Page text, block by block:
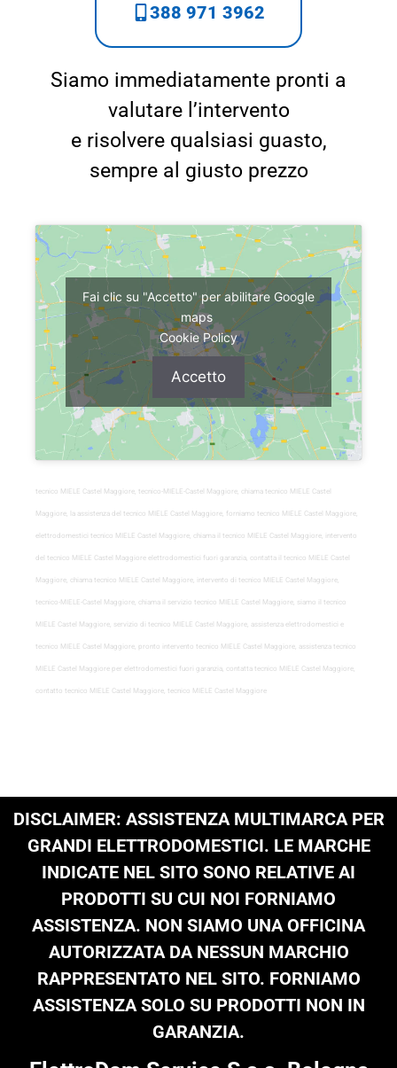
388 971 3962
Siamo immediatamente pronti a
valutare l’intervento
e risolvere qualsiasi guasto,
sempre al giusto prezzo
Fai clic su "Accetto" per abilitare Google
maps
Cookie Policy
Accetto
tecnico MIELE Castel Maggiore, tecnico-MIELE-Castel Maggiore, chiama tecnico MIELE Castel
Maggiore, la assistenza del tecnico MIELE Castel Maggiore, forniamo tecnico MIELE Castel Maggiore,
elettrodomestici tecnico MIELE Castel Maggiore, chiama il tecnico MIELE Castel Maggiore, intervento
del tecnico MIELE Castel Maggiore elettrodomestici fuori garanzia, contatta il tecnico MIELE Castel
Maggiore, chiama tecnico MIELE Castel Maggiore, intervento di tecnico MIELE Castel Maggiore,
tecnico-MIELE-Castel Maggiore, chiama il servizio tecnico MIELE Castel Maggiore, siamo il tecnico
MIELE Castel Maggiore, servizio di tecnico MIELE Castel Maggiore, assistenza elettrodomestici e
tecnico MIELE Castel Maggiore, pronto intervento tecnico MIELE Castel Maggiore, assistenza tecnico
MIELE Castel Maggiore per elettrodomestici fuori garanzia, contatta tecnico MIELE Castel Maggiore,
contatto tecnico MIELE Castel Maggiore, tecnico MIELE Castel Maggiore
DISCLAIMER: ASSISTENZA MULTIMARCA PER
GRANDI ELETTRODOMESTICI. LE MARCHE
INDICATE NEL SITO SONO RELATIVE AI
PRODOTTI SU CUI NOI FORNIAMO
ASSISTENZA. NON SIAMO UNA OFFICINA
AUTORIZZATA DA NESSUN MARCHIO
RAPPRESENTATO NEL SITO. FORNIAMO
ASSISTENZA SOLO SU PRODOTTI NON IN
GARANZIA.